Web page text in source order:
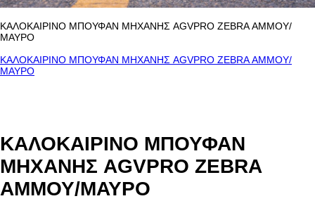
ΚΑΛΟΚΑΙΡΙΝΟ ΜΠΟΥΦΑΝ ΜΗΧΑΝΗΣ AGVPRO ZEBRA ΑΜΜΟΥ/
ΜΑΥΡΟ
ΚΑΛΟΚΑΙΡΙΝΟ ΜΠΟΥΦΑΝ ΜΗΧΑΝΗΣ AGVPRO ZEBRA ΑΜΜΟΥ/
ΜΑΥΡΟ
ΚΑΛΟΚΑΙΡΙΝΟ ΜΠΟΥΦΑΝ
ΜΗΧΑΝΗΣ AGVPRO ZEBRA
ΑΜΜΟΥ/ΜΑΥΡΟ